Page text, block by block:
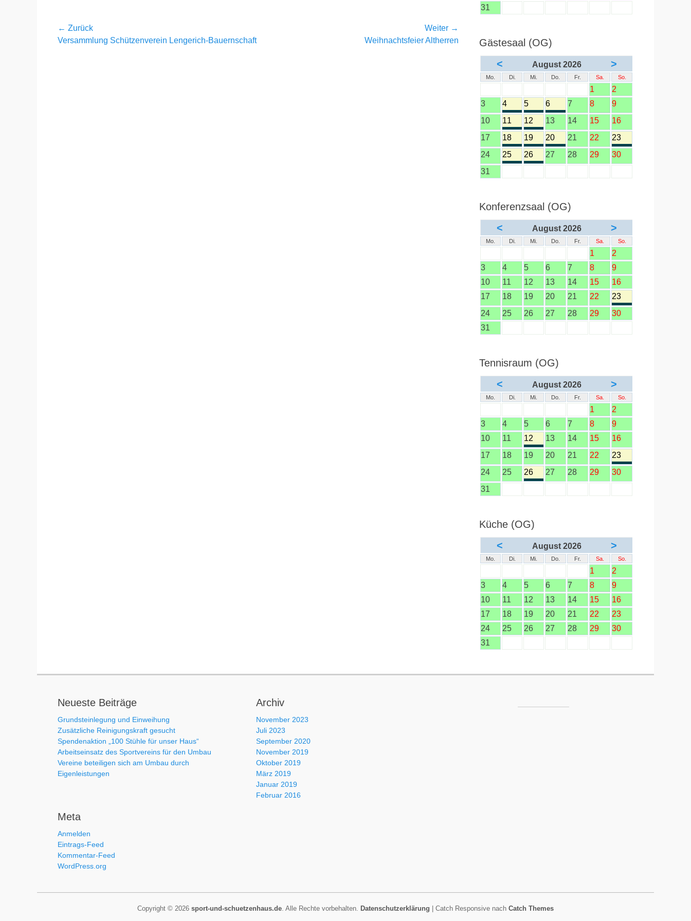
Beitragsnavigation
← Zurück
Vorheriger
Versammlung Schützenverein Lengerich-Bauernschaft
Weiter →
Weihnachtsfeier Altherren
31
Gästesaal (OG)
<
August 2026 >
Mo. Di. Mi. Do. Fr. Sa. So.
1
2
3
4 5 6 7 8
9
10
11 12 13 14 15
16
17
18 19 20 21 22
23
24
25 26 27 28 29
30
31
Konferenzsaal (OG)
<
August 2026 >
Mo. Di. Mi. Do. Fr. Sa. So.
1
2
3
4 5 6 7 8
9
10
11 12 13 14 15
16
17
18 19 20 21 22
23
24
25 26 27 28 29
30
31
Tennisraum (OG)
<
August 2026 >
Mo. Di. Mi. Do. Fr. Sa. So.
1
2
3
4 5 6 7 8
9
10
11 12 13 14 15
16
17
18 19 20 21 22
23
24
25 26 27 28 29
30
31
Küche (OG)
<
August 2026 >
Mo. Di. Mi. Do. Fr. Sa. So.
1
2
3
4 5 6 7 8
9
10
11 12 13 14 15
16
17
18 19 20 21 22
23
24
25 26 27 28 29
30
31
Neueste Beiträge
Grundsteinlegung und Einweihung
Zusätzliche Reinigungskraft gesucht
Spendenaktion „100 Stühle für unser Haus“
Arbeitseinsatz des Sportvereins für den Umbau
Vereine beteiligen sich am Umbau durch
Eigenleistungen
Meta
Anmelden
Eintrags-Feed
Kommentar-Feed
WordPress.org
Archiv
November 2023
Juli 2023
September 2020
November 2019
Oktober 2019
März 2019
Januar 2019
Februar 2016
Copyright © 2026 sport-und-schuetzenhaus.de. Alle Rechte vorbehalten. Datenschutzerklärung | Catch Responsive nach Catch Themes